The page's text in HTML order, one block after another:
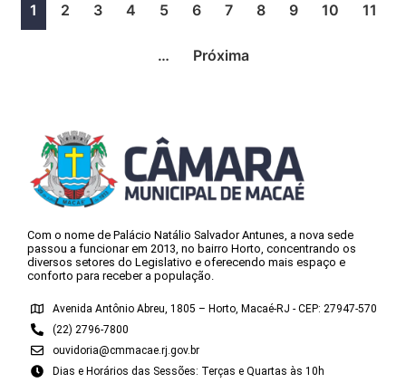
1 2 3 4 5 6 7 8 9 10 11
… Próxima
Com o nome de Palácio Natálio Salvador Antunes, a nova sede
passou a funcionar em 2013, no bairro Horto, concentrando os
diversos setores do Legislativo e oferecendo mais espaço e
conforto para receber a população.
Avenida Antônio Abreu, 1805 – Horto, Macaé-RJ - CEP: 27947-570
(22) 2796-7800
ouvidoria@cmmacae.rj.gov.br
Dias e Horários das Sessões: Terças e Quartas às 10h